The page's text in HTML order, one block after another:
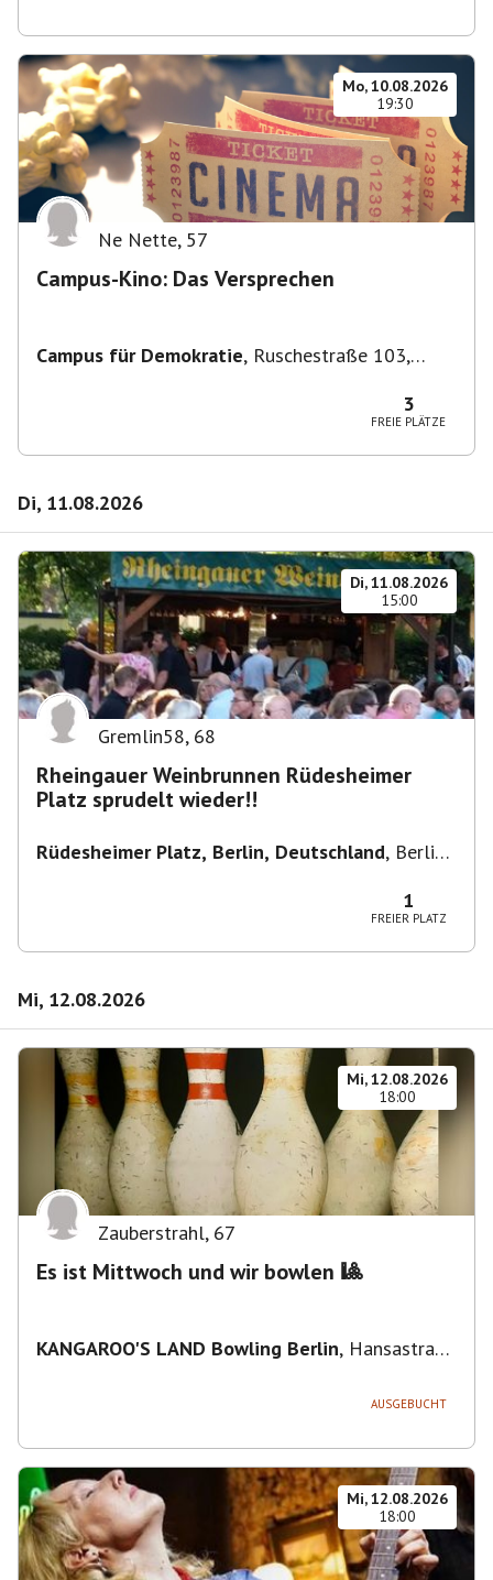
Mo, 10.08.2026
19:30
Ne Nette, 57
Campus-Kino: Das Versprechen
Campus für Demokratie, Ruschestraße 103,
3
FREIE PLÄTZE
Di, 11.08.2026
Di, 11.08.2026
15:00
Gremlin58, 68
Rheingauer Weinbrunnen Rüdesheimer
Platz sprudelt wieder!!
Rüdesheimer Platz, Berlin, Deutschland, Berlin-
1
FREIER PLATZ
Mi, 12.08.2026
Mi, 12.08.2026
18:00
Zauberstrahl, 67
Es ist Mittwoch und wir bowlen 🎱
KANGAROO'S LAND Bowling Berlin, Hansastraße
AUSGEBUCHT
Mi, 12.08.2026
18:00